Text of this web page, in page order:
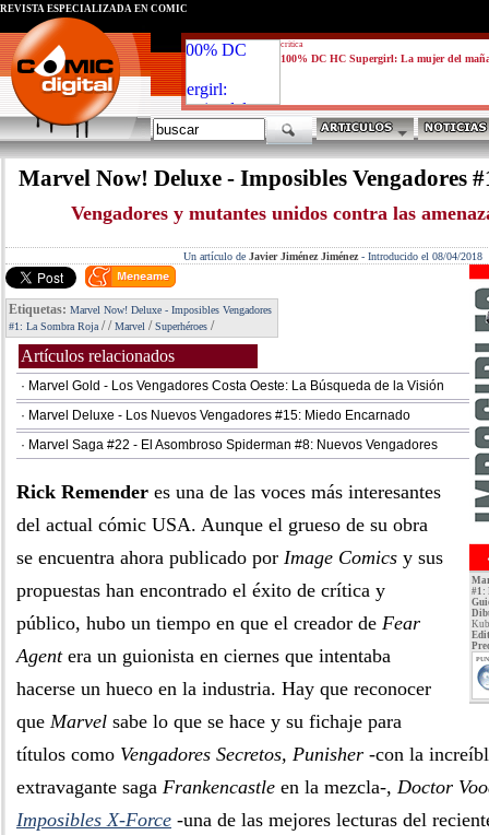
critica
100% DC HC Supergirl: La mujer del
REVISTA ESPECIALIZADA EN CÓMIC
Marvel Now! Deluxe - Imposibles Vengadores
Vengadores y mutantes unidos contra las
Un artículo de Javier Jiménez Jiménez- Introducido el 08/04/2018
#1:
Etiquetas: Marvel Now! Deluxe - Imposibles Vengadores
#1: La Sombra Roja //Marvel /Superhéroes /
Artículos relacionados
· Marvel Gold - Los Vengadores Costa Oeste: La Búsqueda de la Visión
· Marvel Deluxe - Los Nuevos Vengadores #15: Miedo Encarnado
· Marvel Saga #22 - El Asombroso Spiderman #8: Nuevos Vengadores
Rick Remender es una de las voces más interesantes
del actual cómic USA. Aunque el grueso de su obra
se encuentra ahora publicado por Image Comics y sus
propuestas han encontrado el éxito de crítica y
público, hubo un tiempo en que el creador de Fear
Agentera un guionista en ciernes que intentaba
hacerse un hueco en la industria. Hay que reconocer
que Marvel sabe lo que se hace y su fichaje para
títulos como Vengadores Secretos, Punisher -con la
extravagante saga Frankencastle en la mezcla-, Doctor
Imposibles X-Force -una de las mejores lecturas del